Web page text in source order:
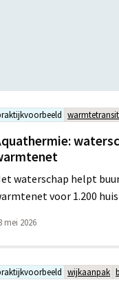
waterschap helpt
voor 1.200
mei 2026
wijkaanpak